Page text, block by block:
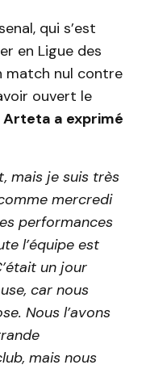
qui s’est
en Ligue des
match nul contre
ouvert le
a exprimé
mais je suis très
mercredi
performances
l’équipe est
un jour
car nous
Nous l’avons
mais nous